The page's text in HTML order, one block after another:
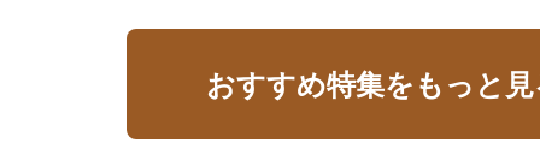
おすすめ特集をもっと